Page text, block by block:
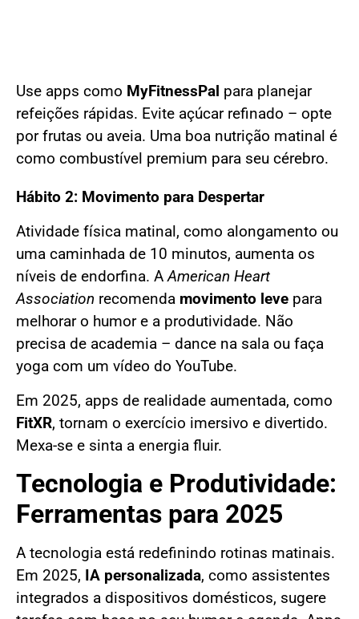
Use apps como MyFitnessPal para planejar
refeições rápidas. Evite açúcar refinado – opte
por frutas ou aveia. Uma boa nutrição matinal é
como combustível premium para seu cérebro.
Hábito 2: Movimento para Despertar
Atividade física matinal, como alongamento ou
uma caminhada de 10 minutos, aumenta os
níveis de endorfina. AAmerican Heart
Association recomenda movimento leve para
melhorar o humor e a produtividade. Não
precisa de academia – dance na sala ou faça
yoga com um vídeo do YouTube.
Em 2025, apps de realidade aumentada, como
FitXR, tornam o exercício imersivo e divertido.
Mexa-se e sinta a energia fluir.
Tecnologia e Produtividade:
Ferramentas para 2025
A tecnologia está redefinindo rotinas matinais.
Em 2025, IA personalizada, como assistentes
integrados a dispositivos domésticos, sugere